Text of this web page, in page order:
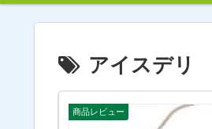
アイスデリ
商品レビュー